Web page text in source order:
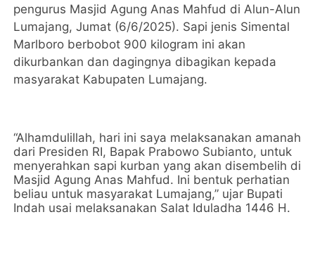
pengurus Masjid Agung Anas Mahfud di Alun-Alun
Lumajang, Jumat (6/6/2025). Sapi jenis Simental
Marlboro berbobot 900 kilogram ini akan
dikurbankan dan dagingnya dibagikan kepada
masyarakat Kabupaten Lumajang.
“Alhamdulillah, hari ini saya melaksanakan amanah
dari Presiden RI, Bapak Prabowo Subianto, untuk
menyerahkan sapi kurban yang akan disembelih di
Masjid Agung Anas Mahfud. Ini bentuk perhatian
beliau untuk masyarakat Lumajang,” ujar Bupati
Indah usai melaksanakan Salat Iduladha 1446 H.